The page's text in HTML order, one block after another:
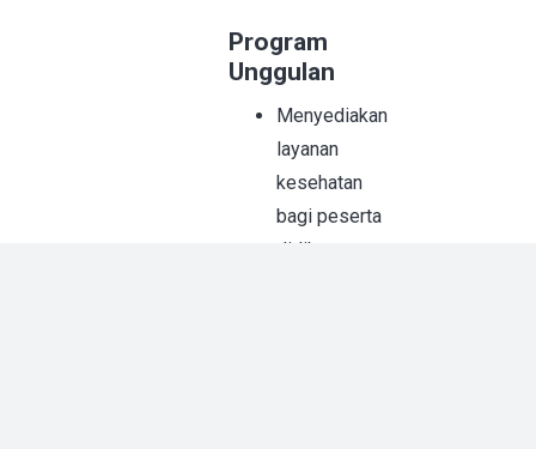
Program
Unggulan
Menyediakan
layanan
kesehatan
bagi peserta
didik